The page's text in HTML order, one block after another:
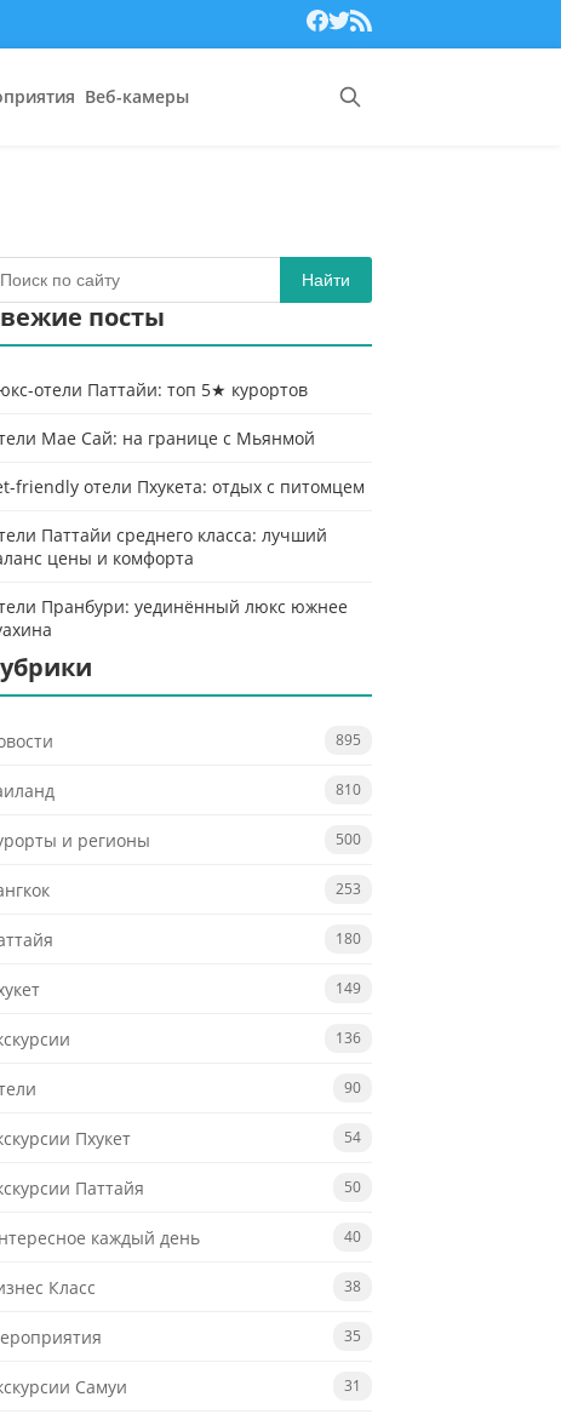
Веб-камеры
Найти
посты
отели Паттайи: топ 5★ курортов
Мае Сай: на границе с Мьянмой
friendly отели Пхукета: отдых с питомцем
Паттайи среднего класса: лучший
цены и комфорта
Пранбури: уединённый люкс южнее
895
810
и регионы 500
253
180
149
136
90
Пхукет 54
Паттайя 50
каждый день 40
Класс 38
35
Самуи 31